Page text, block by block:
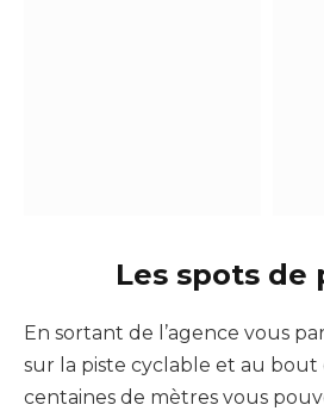
Les spots de
En sortant de l’agence vous
sur la piste cyclable et au
centaines de mètres vous